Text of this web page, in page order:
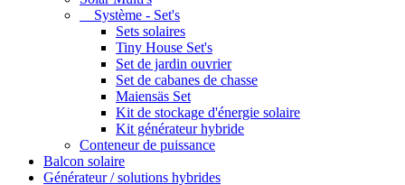
Système - Set's
Sets solaires
Tiny House Set's
Set de jardin ouvrier
Set de cabanes de chasse
Maiensäs Set
Kit de stockage d'énergie solaire
Kit générateur hybride
Conteneur de puissance
Balcon solaire
Générateur / solutions hybrides